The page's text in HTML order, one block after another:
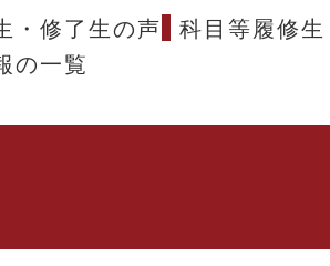
・修了生の声 科目等履修生
の一覧